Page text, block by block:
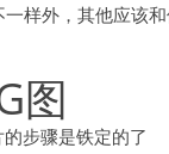
样外，其他应该
图
步骤是铁定的了